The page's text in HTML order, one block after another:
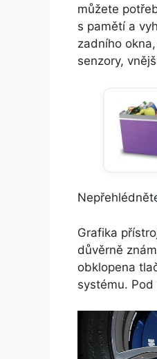
můžete
s pamětí a
zadního
senzory,
Grafika
důvěrně
obklopena
systému.